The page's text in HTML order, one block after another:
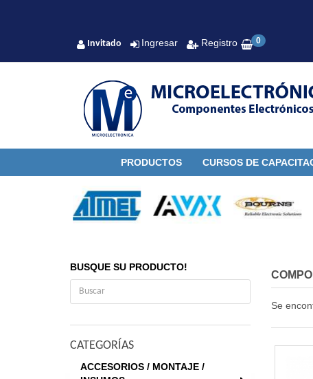
Invitado Ingresar Registro 0
PRODUCTOS CURSOS DE
BUSQUE SU PRODUCTO!
CATEGORÍAS
ACCESORIOS / MONTAJE /
Se